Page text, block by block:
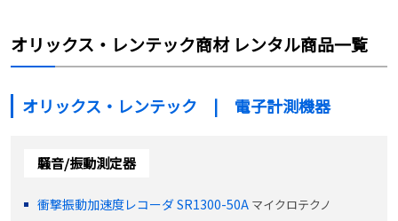
オリックス・レンテック商材 レンタル商品一覧
オリックス・レンテック | 電子計測機器
騒音/振動測定器
衝撃振動加速度レコーダ SR1300-50A マイクロテクノ